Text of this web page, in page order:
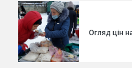
Огляд цін